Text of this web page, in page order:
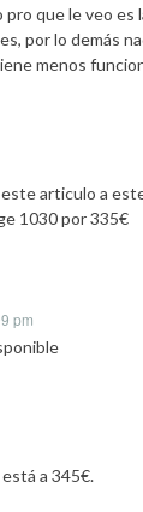
pro que le veo es
por lo demás
menos
articulo a
1030 por 335€
pm
a 345€.